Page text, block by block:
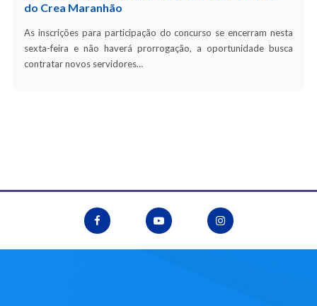
do Crea Maranhão
As inscrições para participação do concurso se encerram nesta
sexta-feira e não haverá prorrogação, a oportunidade busca
contratar novos servidores…